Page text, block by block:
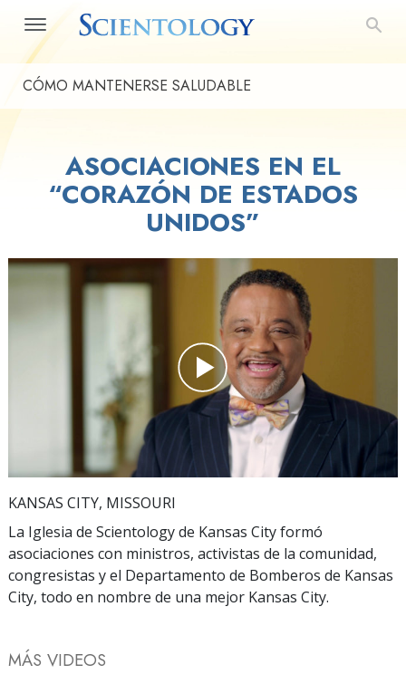
CÓMO MANTENERSE SALUDABLE
ASOCIACIONES EN EL
“CORAZÓN DE ESTADOS
UNIDOS”
Play
Video
KANSAS CITY, MISSOURI
La Iglesia de Scientology de Kansas City formó
asociaciones con ministros, activistas de la comunidad,
congresistas y el Departamento de Bomberos de Kansas
City, todo en nombre de una mejor Kansas City.
MÁS VIDEOS